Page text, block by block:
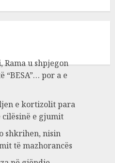
Rama u shpjegon
“BESA”… por a e
e kortizolit para
e gjumit
shkrihen, nisin
të mazhorancës